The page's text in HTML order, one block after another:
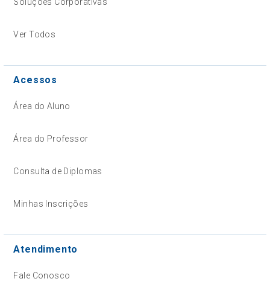
Ver Todos
Acessos
Área do Aluno
Área do Professor
Consulta de Diplomas
Minhas Inscrições
Atendimento
Fale Conosco